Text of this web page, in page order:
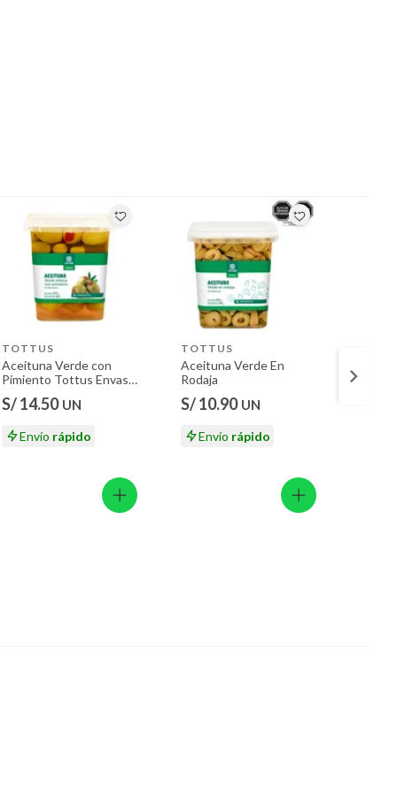
TOTTUS
Aceituna Verde con
Pimiento Tottus Envase
S/ 14.50 UN
Envío rápido
TOTTUS
Aceituna Verde En
Rodaja
S/ 10.90 UN
Envío rápido